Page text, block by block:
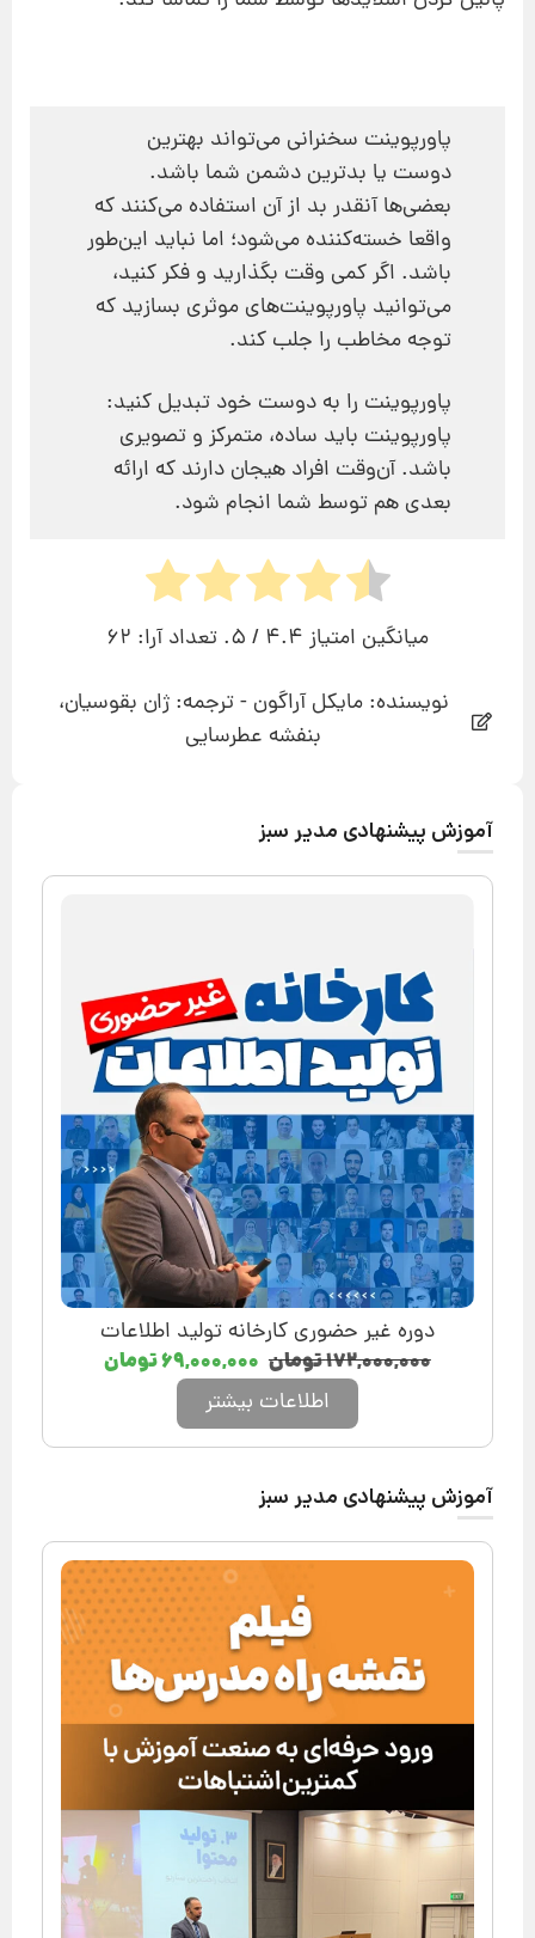
پاورپوینت سخنرانی می‌تواند بهترین
دوست یا بدترین دشمن شما باشد.
بعضی‌ها آنقدر بد از آن استفاده می‌کنند که
واقعا خسته‌کننده می‌شود؛ اما نباید این‌طور
باشد. اگر کمی وقت بگذارید و فکر کنید،
می‌توانید پاورپوینت‌های موثری بسازید که
توجه مخاطب را جلب کند.
پاورپوینت را به دوست خود تبدیل کنید:
پاورپوینت باید ساده، متمرکز و تصویری
باشد. آن‌وقت افراد هیجان دارند که ارائه
بعدی هم توسط شما انجام ‌شود.
میانگین امتیاز 4.4 / 5. تعداد آرا:
62
نویسنده: مایکل آراگون - ترجمه: ژان بقوسیان،
بنفشه عطرسایی
آموزش پیشنهادی مدیر سبز
دوره غیر حضوری کارخانه تولید اطلاعات
۱۷۲,۰۰۰,۰۰۰تومان ۶۹,۰۰۰,۰۰۰تومان
اطلاعات بیشتر
آموزش پیشنهادی مدیر سبز